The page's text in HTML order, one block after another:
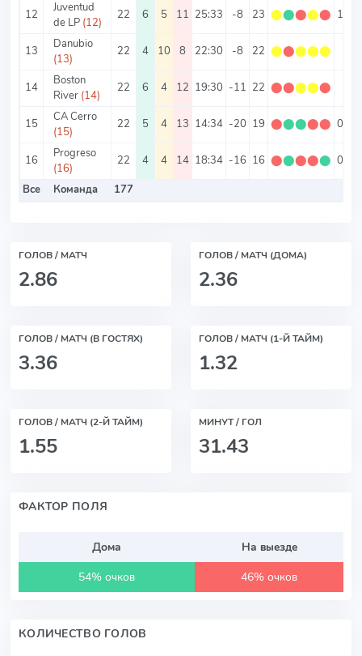
12
Juventud
de LP (12)
22 6 5 11 25:33 -8 23 ⬤⬤⬤⬤⬤ 1.05
13
Danubio
(13)
22 4 10 8 22:30 -8 22 ⬤⬤⬤⬤⬤
14
Boston
River (14)
22 6 4 12 19:30 -11 22 ⬤⬤⬤⬤⬤
15
CA Cerro
(15)
22 5 4 13 14:34 -20 19 ⬤⬤⬤⬤⬤ 0.86
16
Progreso
(16)
22 4 4 14 18:34 -16 16 ⬤⬤⬤⬤⬤ 0.73
Все
Команда 177
ГОЛОВ / МАТЧ
2.86
ГОЛОВ / МАТЧ (ДОМА)
2.36
ГОЛОВ / МАТЧ (В ГОСТЯХ)
3.36
ГОЛОВ / МАТЧ (1-Й ТАЙМ)
1.32
ГОЛОВ / МАТЧ (2-Й ТАЙМ)
1.55
МИНУТ / ГОЛ
31.43
ФАКТОР ПОЛЯ
Дома
На выезде
54% очков
46% очков
КОЛИЧЕСТВО ГОЛОВ